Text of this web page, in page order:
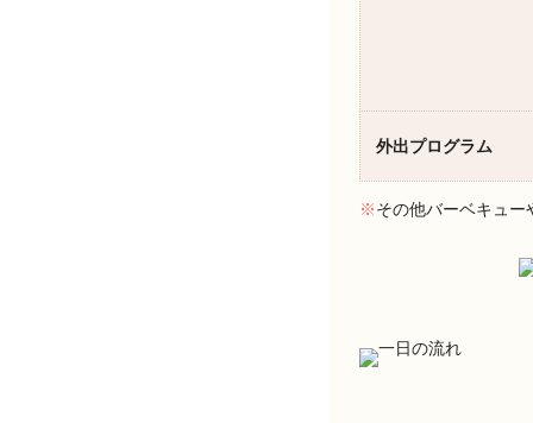
外出プログラム
※その他バーベキュー